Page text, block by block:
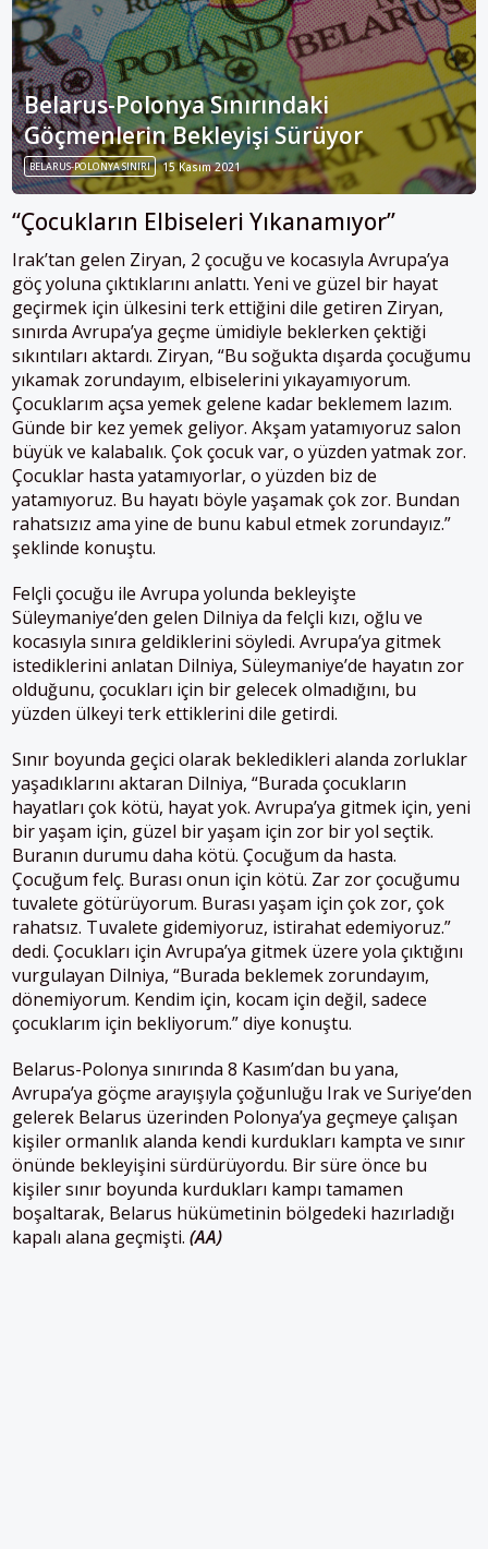
Belarus-Polonya Sınırındaki
Göçmenlerin Bekleyişi Sürüyor
BELARUS-POLONYA SINIRI 15 Kasım 2021
“Çocukların Elbiseleri Yıkanamıyor”
Irak’tan gelen Ziryan, 2 çocuğu ve kocasıyla Avrupa’ya
göç yoluna çıktıklarını anlattı. Yeni ve güzel bir hayat
geçirmek için ülkesini terk ettiğini dile getiren Ziryan,
sınırda Avrupa’ya geçme ümidiyle beklerken çektiği
sıkıntıları aktardı. Ziryan, “Bu soğukta dışarda çocuğumu
yıkamak zorundayım, elbiselerini yıkayamıyorum.
Çocuklarım açsa yemek gelene kadar beklemem lazım.
Günde bir kez yemek geliyor. Akşam yatamıyoruz salon
büyük ve kalabalık. Çok çocuk var, o yüzden yatmak zor.
Çocuklar hasta yatamıyorlar, o yüzden biz de
yatamıyoruz. Bu hayatı böyle yaşamak çok zor. Bundan
rahatsızız ama yine de bunu kabul etmek zorundayız.”
şeklinde konuştu.
Felçli çocuğu ile Avrupa yolunda bekleyişte
Süleymaniye’den gelen Dilniya da felçli kızı, oğlu ve
kocasıyla sınıra geldiklerini söyledi. Avrupa’ya gitmek
istediklerini anlatan Dilniya, Süleymaniye’de hayatın zor
olduğunu, çocukları için bir gelecek olmadığını, bu
yüzden ülkeyi terk ettiklerini dile getirdi.
Sınır boyunda geçici olarak bekledikleri alanda zorluklar
yaşadıklarını aktaran Dilniya, “Burada çocukların
hayatları çok kötü, hayat yok. Avrupa’ya gitmek için, yeni
bir yaşam için, güzel bir yaşam için zor bir yol seçtik.
Buranın durumu daha kötü. Çocuğum da hasta.
Çocuğum felç. Burası onun için kötü. Zar zor çocuğumu
tuvalete götürüyorum. Burası yaşam için çok zor, çok
rahatsız. Tuvalete gidemiyoruz, istirahat edemiyoruz.”
dedi. Çocukları için Avrupa’ya gitmek üzere yola çıktığını
vurgulayan Dilniya, “Burada beklemek zorundayım,
dönemiyorum. Kendim için, kocam için değil, sadece
çocuklarım için bekliyorum.” diye konuştu.
Belarus-Polonya sınırında 8 Kasım’dan bu yana,
Avrupa’ya göçme arayışıyla çoğunluğu Irak ve Suriye’den
gelerek Belarus üzerinden Polonya’ya geçmeye çalışan
kişiler ormanlık alanda kendi kurdukları kampta ve sınır
önünde bekleyişini sürdürüyordu. Bir süre önce bu
kişiler sınır boyunda kurdukları kampı tamamen
boşaltarak, Belarus hükümetinin bölgedeki hazırladığı
kapalı alana geçmişti. (AA)